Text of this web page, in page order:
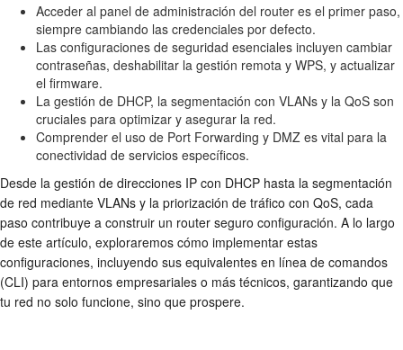
Acceder al panel de administración del router es el primer paso,
siempre cambiando las credenciales por defecto.
Las configuraciones de seguridad esenciales incluyen cambiar
contraseñas, deshabilitar la gestión remota y WPS, y actualizar
el firmware.
La gestión de DHCP, la segmentación con VLANs y la QoS son
cruciales para optimizar y asegurar la red.
Comprender el uso de Port Forwarding y DMZ es vital para la
conectividad de servicios específicos.
Desde la gestión de direcciones IP con DHCP hasta la segmentación
de red mediante VLANs y la priorización de tráfico con QoS, cada
paso contribuye a construir un router seguro configuración. A lo largo
de este artículo, exploraremos cómo implementar estas
configuraciones, incluyendo sus equivalentes en línea de comandos
(CLI) para entornos empresariales o más técnicos, garantizando que
tu red no solo funcione, sino que prospere.